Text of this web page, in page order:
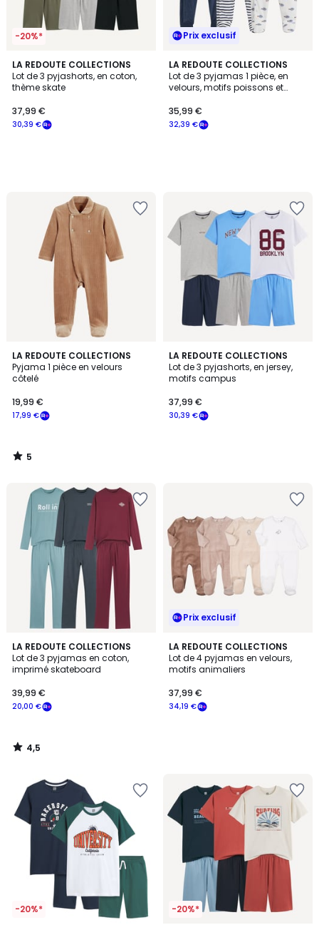
-20%*
LA REDOUTE COLLECTIONS
Lot de 3 pyjashorts, en coton,
thème skate
30,39 €
37,99 €
Prix exclusif
LA REDOUTE COLLECTIONS
Lot de 3 pyjamas 1 pièce, en
velours, motifs poissons et
32,39 €
35,99 €
LA REDOUTE COLLECTIONS
Pyjama 1 pièce en velours
côtelé
17,99 €
19,99 €
5
/
5
5
/
LA REDOUTE COLLECTIONS
Lot de 3 pyjashorts, en jersey,
motifs campus
30,39 €
37,99 €
LA REDOUTE COLLECTIONS
Lot de 3 pyjamas en coton,
imprimé skateboard
20,00 €
39,99 €
4,5
/ 5
4,5
/
Prix exclusif
LA REDOUTE COLLECTIONS
Lot de 4 pyjamas en velours,
motifs animaliers
34,19 €
37,99 €
-20%* -20%*